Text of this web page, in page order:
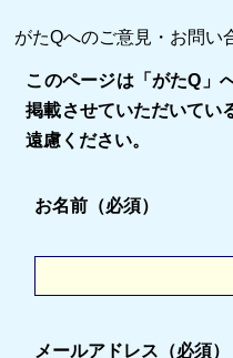
がたQへのご意見・お問い
このページは「がたQ」
掲載させていただいてい
遠慮ください。
お名前（必須）
メールアドレス（必須）